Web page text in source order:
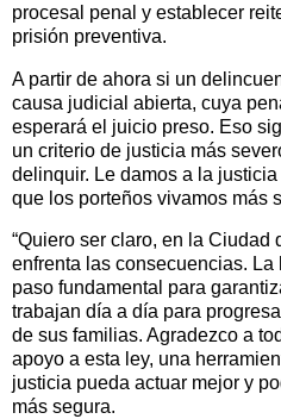
procesal penal y establecer
prisión preventiva.
A partir de ahora si un
causa judicial abierta, cuya
esperará el juicio preso. Eso
un criterio de justicia más
delinquir. Le damos a la
que los porteños vivamos más
“Quiero ser claro, en la Ciudad
enfrenta las consecuencias.
paso fundamental para
trabajan día a día para
de sus familias. Agradezco a
apoyo a esta ley, una
justicia pueda actuar mejor y
más segura.